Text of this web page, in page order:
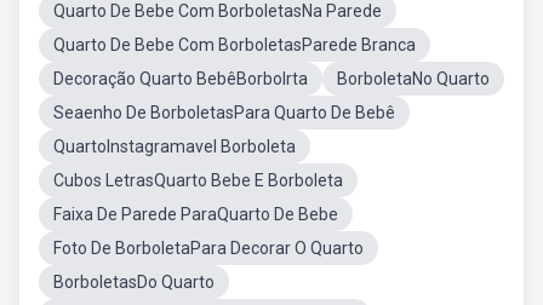
Quarto De Bebe Com BorboletasNa Parede
Quarto De Bebe Com BorboletasParede Branca
Decoração Quarto BebêBorbolrta
BorboletaNo Quarto
Seaenho De BorboletasPara Quarto De Bebê
QuartoInstagramavel Borboleta
Cubos LetrasQuarto Bebe E Borboleta
Faixa De Parede ParaQuarto De Bebe
Foto De BorboletaPara Decorar O Quarto
BorboletasDo Quarto